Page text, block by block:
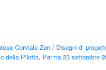
Corviale Zen / Disegni di
della Pilotta, Parma 23 settembre